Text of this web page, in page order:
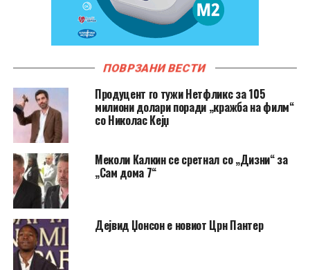
ПОВРЗАНИ ВЕСТИ
Продуцент го тужи Нетфликс за 105
милиони долари поради „кражба на филм“
со Николас Кејџ
Меколи Калкин се сретнал со „Дизни“ за
„Сам дома 7“
Дејвид Џонсон е новиот Црн Пантер